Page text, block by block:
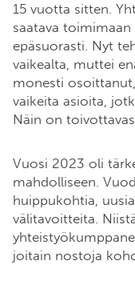
15 vuotta sitten.
saatava
epäsuorasti. Nyt
vaikealta, muttei
monesti
vaikeita asioita,
Näin on
Vuosi 2023 oli
mahdolliseen.
huippukohtia,
välitavoitteita.
joitain nostoja